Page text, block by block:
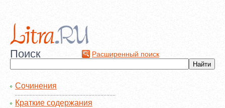
Поиск Расширенный поиск
Сочинения
Краткие содержания